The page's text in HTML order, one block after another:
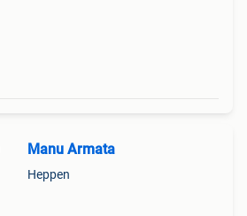
Manu Armata
Heppen